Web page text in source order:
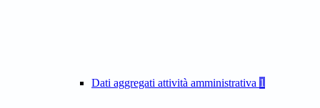
Dati aggregati attività amministrativa 1